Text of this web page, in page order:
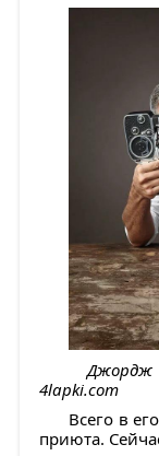
4lapki.com
Всего в
приюта.